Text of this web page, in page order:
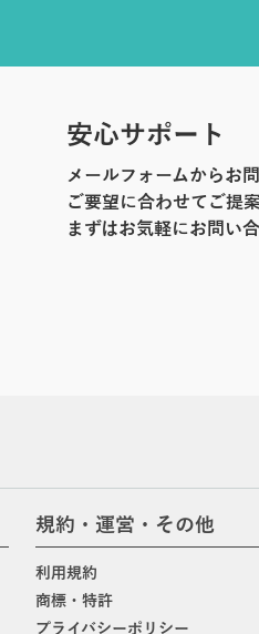
安心サポート
メールフォームからお
ご要望に合わせてご提
まずはお気軽にお問い
規約・運営・その他
利用規約
商標・特許
プライバシーポリシー